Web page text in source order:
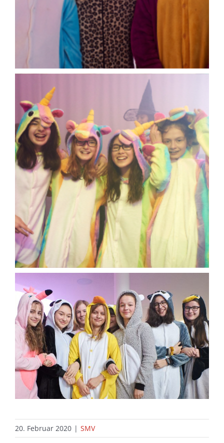
20. Februar 2020 | SMV